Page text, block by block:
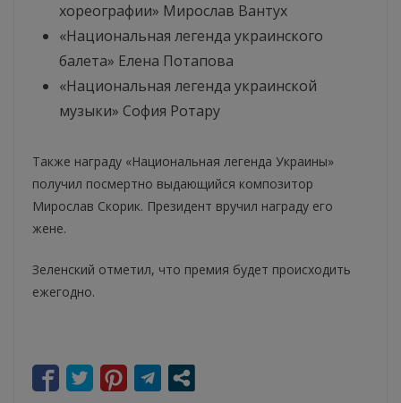
хореографии» Мирослав Вантух
«Национальная легенда украинского
балета» Елена Потапова
«Национальная легенда украинской
музыки» София Ротару
Также награду «Национальная легенда Украины»
получил посмертно выдающийся композитор
Мирослав Скорик. Президент вручил награду его
жене.
Зеленский отметил, что премия будет происходить
ежегодно.